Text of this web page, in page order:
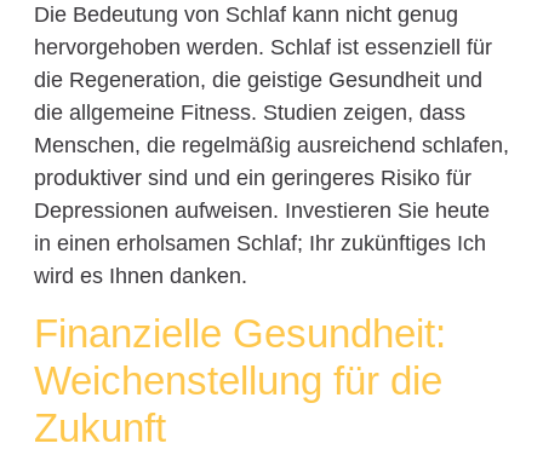
Die Bedeutung von Schlaf kann nicht genug
hervorgehoben werden. Schlaf ist essenziell für
die Regeneration, die geistige Gesundheit und
die allgemeine Fitness. Studien zeigen, dass
Menschen, die regelmäßig ausreichend schlafen,
produktiver sind und ein geringeres Risiko für
Depressionen aufweisen. Investieren Sie heute
in einen erholsamen Schlaf; Ihr zukünftiges Ich
wird es Ihnen danken.
Finanzielle Gesundheit:
Weichenstellung für die
Zukunft